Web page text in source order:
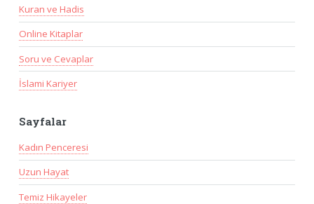
Kuran ve Hadis
Online Kitaplar
Soru ve Cevaplar
İslami Kariyer
Sayfalar
Kadın Penceresi
Uzun Hayat
Temiz Hikayeler